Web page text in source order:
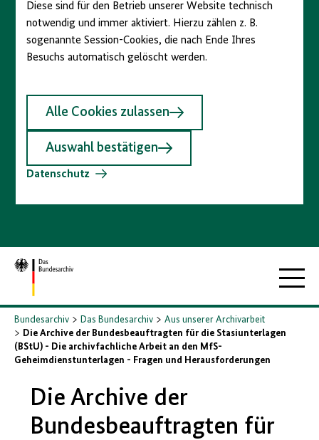
Diese sind für den Betrieb unserer Website technisch
notwendig und immer aktiviert. Hierzu zählen z. B.
sogenannte Session-Cookies, die nach Ende Ihres
Besuchs automatisch gelöscht werden.
Alle Cookies zulassen
Auswahl bestätigen
Datenschutz
Zur
Startseite
Bundesarchiv Das Bundesarchiv
Aus unserer Archivarbeit
Die Archive der Bundesbeauftragten für die Stasiunterlagen
(BStU) - Die archivfachliche Arbeit an den MfS-
Geheimdienstunterlagen - Fragen und Herausforderungen
Die Archive der
Bundesbeauftragten für